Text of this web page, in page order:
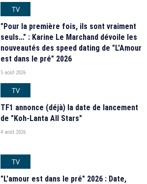
TV
"Pour la première fois, ils sont vraiment
seuls…" : Karine Le Marchand dévoile les
nouveautés des speed dating de "L'Amour
est dans le pré" 2026
5 août 2026
TV
TF1 annonce (déjà) la date de lancement
de "Koh-Lanta All Stars"
4 août 2026
TV
"L'amour est dans le pré" 2026 : Date,